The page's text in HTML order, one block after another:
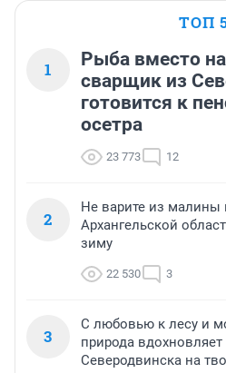
ТОП
1
Рыба вместо
сварщик из
готовится к
осетра
23 773 12
2
Не варите из малины
Архангельской
зиму
22 530 3
3
С любовью к лесу и
природа
Северодвинска на